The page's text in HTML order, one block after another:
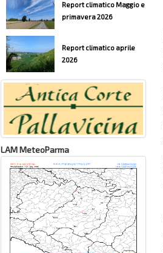
Report climatico Maggio e
primavera 2026
Report climatico aprile
2026
LAM MeteoParma